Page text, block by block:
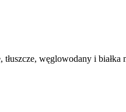
węglowodany i białka